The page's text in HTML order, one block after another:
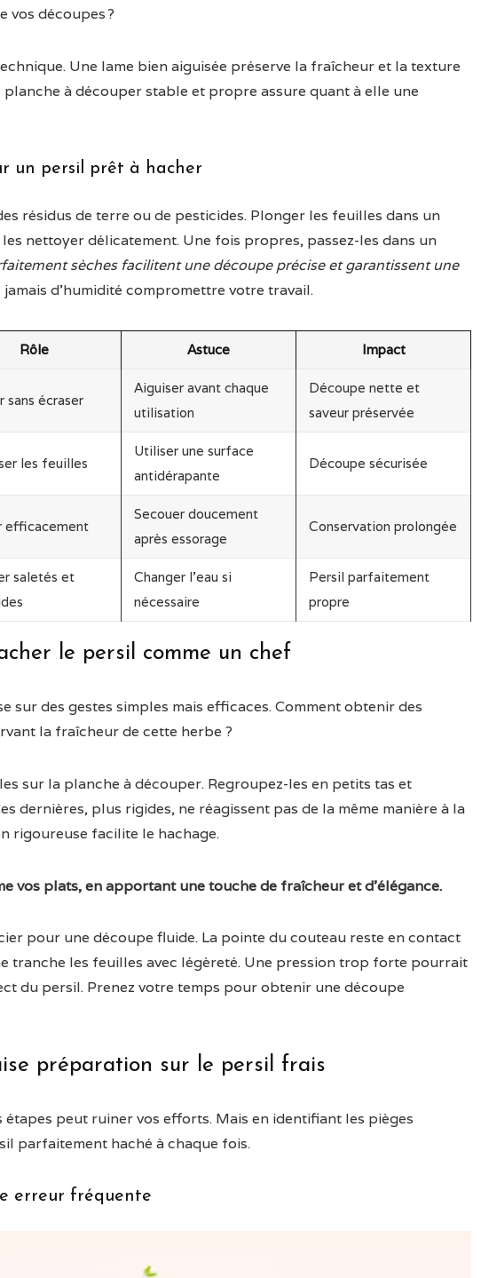
vos découpes ?
Une lame bien aiguisée préserve la fraîcheur et la texture
planche à découper stable et propre assure quant à elle une
un persil prêt à hacher
résidus de terre ou de pesticides. Plonger les feuilles dans un
nettoyer délicatement. Une fois propres, passez-les dans un
sèches facilitent une découpe précise et garantissent une
jamais d’humidité compromettre votre travail.
Rôle Astuce Impact
sans écraser
Aiguiser avant chaque
utilisation
Découpe nette et
saveur préservée
les feuilles
Utiliser une surface
antidérapante
Découpe sécurisée
efficacement
Secouer doucement
après essorage
Conservation prolongée
saletés et
Changer l’eau si
nécessaire
Persil parfaitement
propre
le persil comme un chef
sur des gestes simples mais efficaces. Comment obtenir des
la fraîcheur de cette herbe ?
sur la planche à découper. Regroupez-les en petits tas et
dernières, plus rigides, ne réagissent pas de la même manière à la
rigoureuse facilite le hachage.
vos plats, en apportant une touche de fraîcheur et d’élégance.
pour une découpe fluide. La pointe du couteau reste en contact
tranche les feuilles avec légèreté. Une pression trop forte pourrait
du persil. Prenez votre temps pour obtenir une découpe
préparation sur le persil frais
étapes peut ruiner vos efforts. Mais en identifiant les pièges
parfaitement haché à chaque fois.
erreur fréquente